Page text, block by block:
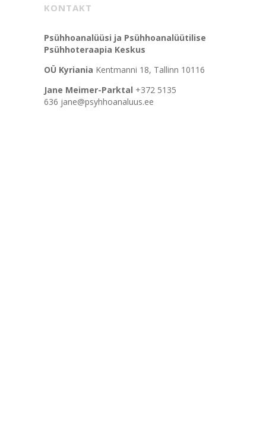
KONTAKT
Psühhoanalüüsi ja Psühhoanalüütilise
Psühhoteraapia Keskus
OÜ Kyriania Kentmanni 18, Tallinn 10116
Jane Meimer-Parktal +372 5135
636 jane@psyhhoanaluus.ee